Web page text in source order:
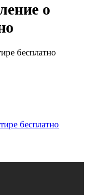
о
бесплатно